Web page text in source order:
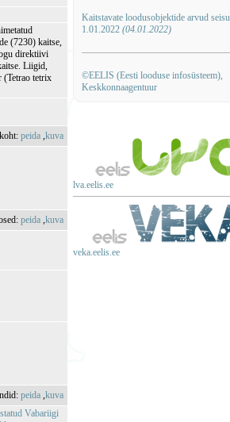
Kaitstavate loodusobjektide arvud
1.01.2022 (04.01.2022)
©EELIS (Eesti looduse infosüsteem),
Keskkonnaagentuur
lva.eelis.ee
veka.eelis.ee
(7230) kaitse,
direktiivi
Liigid,
(Tetrao tetrix
peida ,kuva
peida ,kuva
peida ,kuva
Vabariigi